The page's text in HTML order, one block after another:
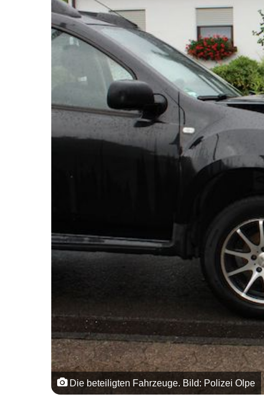
Die beteiligten Fahrzeuge. Bild: Polizei Olpe